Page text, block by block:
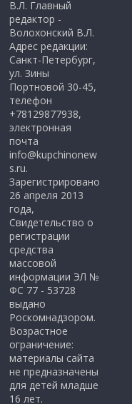
В.Л. Главный
редактор -
Волохонский В.Л.
Адрес редакции:
Санкт-Петербург,
ул. Зины
Портновой 30-45,
телефон
+78129877938,
электронная
почта
info@kupchinonew
s.ru.
Зарегистрировано
26 апреля 2013
года,
Свидетельство о
регистрации
средства
массовой
информации ЭЛ №
ФС 77 - 53728
выдано
Роскомнадзором.
Возрастное
ограничение:
материалы сайта
не предназначены
для детей младше
16 лет.